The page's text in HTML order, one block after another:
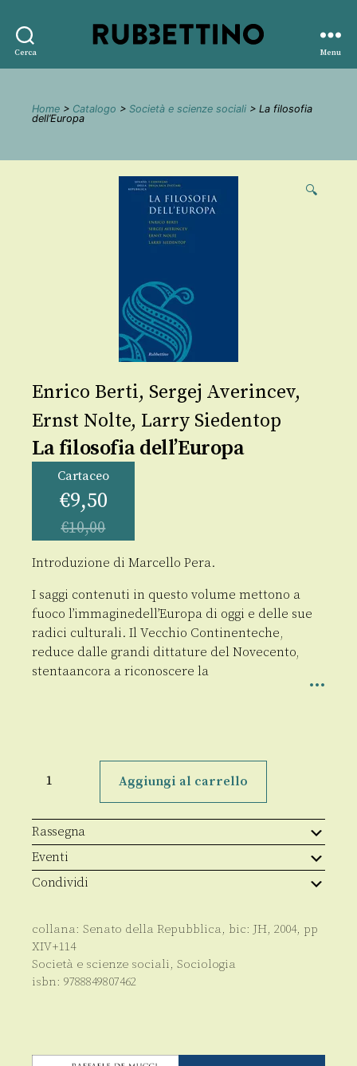
Cerca
editore
Menu
Home > Catalogo > Società e scienze sociali > La filosofia
dell’Europa
🔍
Enrico Berti, Sergej Averincev,
Ernst Nolte, Larry Siedentop
La filosofia dell’Europa
Cartaceo
€9,50
€10,00
Introduzione di Marcello Pera.
I saggi contenuti in questo volume mettono a
fuoco l’immaginedell’Europa di oggi e delle sue
radici culturali. Il Vecchio Continenteche,
reduce dalle grandi dittature del Novecento,
stentaancora a riconoscere la
filosofia
Aggiungi al carrello
Rassegna
Eventi
Condividi
collana: Senato della Repubblica, bic: JH, 2004, pp
XIV+114
Società e scienze sociali, Sociologia
isbn: 9788849807462